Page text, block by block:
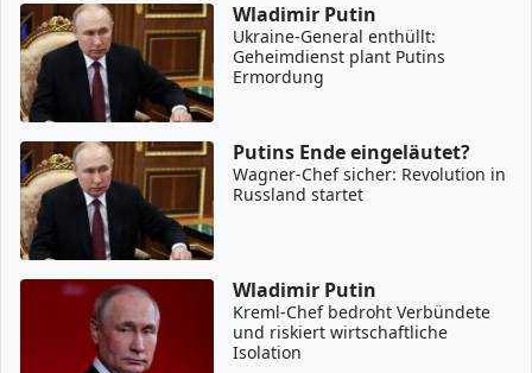
Wladimir Putin
Ukraine-General enthüllt:
Geheimdienst plant Putins
Ermordung
Putins Ende eingeläutet?
Wagner-Chef sicher: Revolution in
Russland startet
Wladimir Putin
Kreml-Chef bedroht Verbündete
und riskiert wirtschaftliche
Isolation